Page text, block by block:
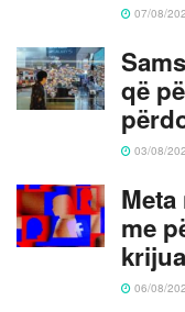
07/08/
që
03/08/
me
06/08/